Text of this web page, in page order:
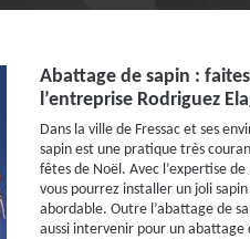
Abattage de sapin :
l’entreprise Rodriguez
Dans la ville de Fressac et ses
sapin est une pratique très
fêtes de Noël. Avec l’expertise
vous pourrez installer un joli
abordable. Outre l’abattage de
aussi intervenir pour un abattage